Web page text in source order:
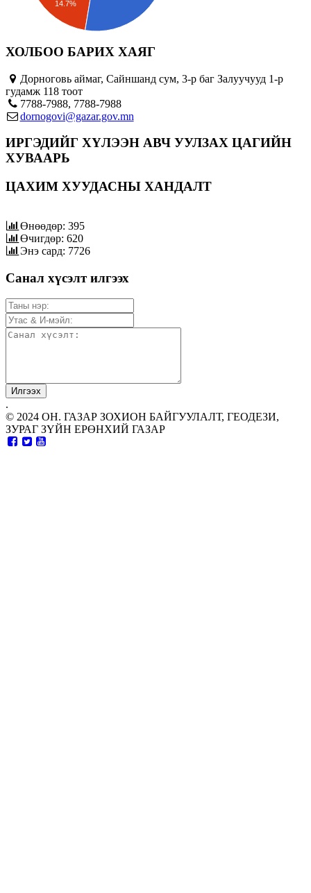
14.7%
ХОЛБОО БАРИХ ХАЯГ
Дорноговь аймаг, Сайншанд сум, 3-р баг Залуучууд 1-р
гудамж 118 тоот
7788-7988, 7788-7988
dornogovi@gazar.gov.mn
ИРГЭДИЙГ ХҮЛЭЭН АВЧ УУЛЗАХ ЦАГИЙН
ХУВААРЬ
ЦАХИМ ХУУДАСНЫ ХАНДАЛТ
Өнөөдөр: 395
Өчигдөр: 620
Энэ сард: 7726
Санал хүсэлт илгээх
.
© 2024 ОН. ГАЗАР ЗОХИОН БАЙГУУЛАЛТ, ГЕОДЕЗИ,
ЗУРАГ ЗҮЙН ЕРӨНХИЙ ГАЗАР